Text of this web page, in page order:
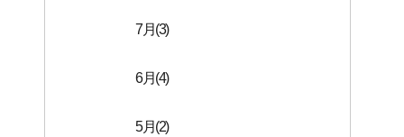
7月(3)
6月(4)
5月(2)